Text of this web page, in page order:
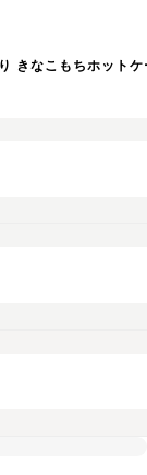
きなこもちホット